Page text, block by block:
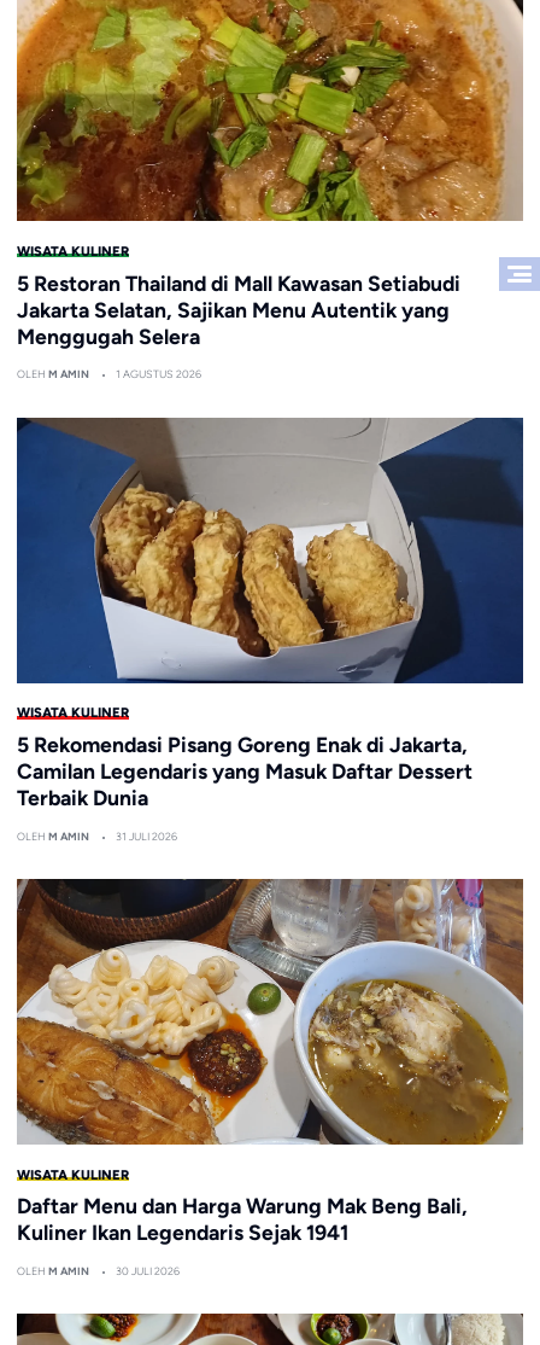
WISATA KULINER
5 Restoran Thailand di Mall Kawasan Setiabudi
Jakarta Selatan, Sajikan Menu Autentik yang
Menggugah Selera
OLEH M AMIN 1 AGUSTUS 2026
WISATA KULINER
5 Rekomendasi Pisang Goreng Enak di Jakarta,
Camilan Legendaris yang Masuk Daftar Dessert
Terbaik Dunia
OLEH M AMIN 31 JULI 2026
WISATA KULINER
Daftar Menu dan Harga Warung Mak Beng Bali,
Kuliner Ikan Legendaris Sejak 1941
OLEH M AMIN 30 JULI 2026